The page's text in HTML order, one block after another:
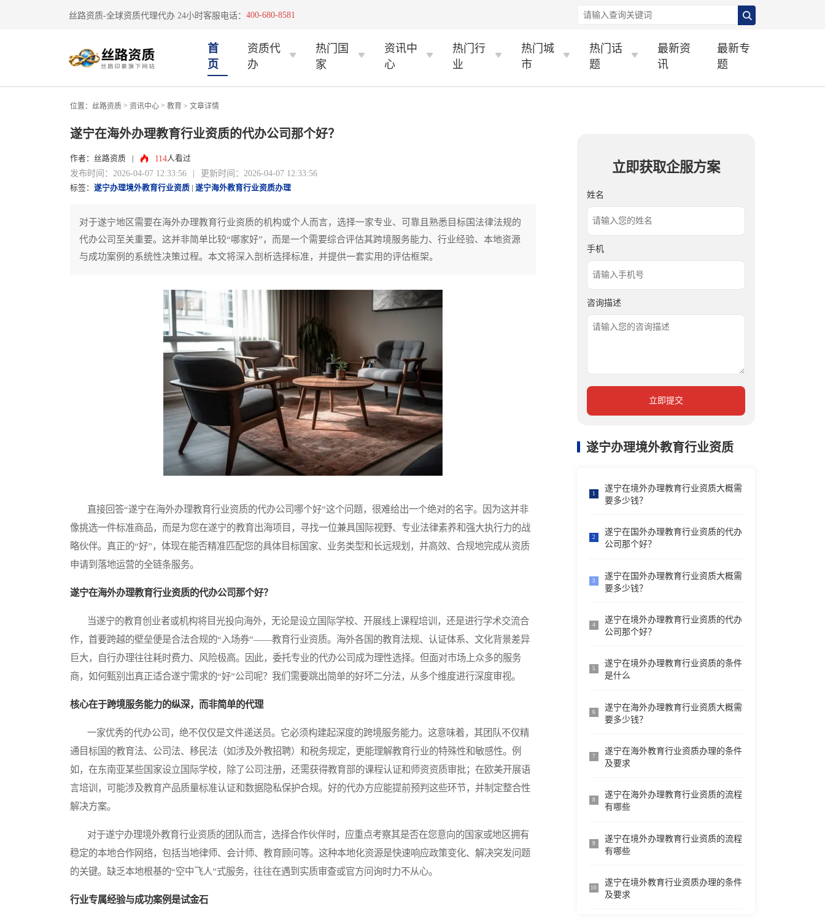
丝路资质-全球资质代理代办 24小时客服电话： 400-680-8581
首
页
资质代
办
热门国
家
资讯中
心
热门行
业
热门城
市
热门话
题
最新资
讯
最新专
题
位置： 丝路资质 > 资讯中心 > 教育 > 文章详情
遂宁在海外办理教育行业资质的代办公司那个好？
作者：丝路资质 114人看过
发布时间：2026-04-07 12:33:56 | 更新时间：2026-04-07 12:33:56
标签： 遂宁办理境外教育行业资质 遂宁海外教育行业资质办理
对于遂宁地区需要在海外办理教育行业资质的机构或个人而言，选择一家专业、可靠且熟悉目标国法律法规的
代办公司至关重要。这并非简单比较“哪家好”，而是一个需要综合评估其跨境服务能力、行业经验、本地资源
与成功案例的系统性决策过程。本文将深入剖析选择标准，并提供一套实用的评估框架。
直接回答“遂宁在海外办理教育行业资质的代办公司哪个好”这个问题，很难给出一个绝对的名字。因为这并非
像挑选一件标准商品，而是为您在遂宁的教育出海项目，寻找一位兼具国际视野、专业法律素养和强大执行力的战
略伙伴。真正的“好”，体现在能否精准匹配您的具体目标国家、业务类型和长远规划，并高效、合规地完成从资质
申请到落地运营的全链条服务。
遂宁在海外办理教育行业资质的代办公司那个好？
当遂宁的教育创业者或机构将目光投向海外，无论是设立国际学校、开展线上课程培训，还是进行学术交流合
作，首要跨越的壁垒便是合法合规的“入场券”——教育行业资质。海外各国的教育法规、认证体系、文化背景差异
巨大，自行办理往往耗时费力、风险极高。因此，委托专业的代办公司成为理性选择。但面对市场上众多的服务
商，如何甄别出真正适合遂宁需求的“好”公司呢？我们需要跳出简单的好坏二分法，从多个维度进行深度审视。
核心在于跨境服务能力的纵深，而非简单的代理
一家优秀的代办公司，绝不仅仅是文件递送员。它必须构建起深度的跨境服务能力。这意味着，其团队不仅精
通目标国的教育法、公司法、移民法（如涉及外教招聘）和税务规定，更能理解教育行业的特殊性和敏感性。例
如，在东南亚某些国家设立国际学校，除了公司注册，还需获得教育部的课程认证和师资资质审批；在欧美开展语
言培训，可能涉及教育产品质量标准认证和数据隐私保护合规。好的代办方应能提前预判这些环节，并制定整合性
解决方案。
对于遂宁办理境外教育行业资质的团队而言，选择合作伙伴时，应重点考察其是否在您意向的国家或地区拥有
稳定的本地合作网络，包括当地律师、会计师、教育顾问等。这种本地化资源是快速响应政策变化、解决突发问题
的关键。缺乏本地根基的“空中飞人”式服务，往往在遇到实质审查或官方问询时力不从心。
行业专属经验与成功案例是试金石
立即获取企服方案
姓名
手机
咨询描述
立即提交
遂宁办理境外教育行业资质
1
遂宁在境外办理教育行业资质大概需
要多少钱？
2
遂宁在国外办理教育行业资质的代办
公司那个好？
3
遂宁在国外办理教育行业资质大概需
要多少钱？
4
遂宁在境外办理教育行业资质的代办
公司那个好？
5
遂宁在境外办理教育行业资质的条件
是什么
6
遂宁在海外办理教育行业资质大概需
要多少钱？
7
遂宁在海外教育行业资质办理的条件
及要求
8
遂宁在海外办理教育行业资质的流程
有哪些
9
遂宁在境外办理教育行业资质的流程
有哪些
10
遂宁在境外教育行业资质办理的条件
及要求